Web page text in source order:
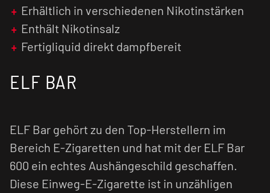
Erhältlich in verschiedenen Nikotinstärken
Enthält Nikotinsalz
Fertigliquid direkt dampfbereit
ELF BAR
ELF Bar gehört zu den Top-Herstellern im
Bereich E-Zigaretten und hat mit der ELF Bar
600 ein echtes Aushängeschild geschaffen.
Diese Einweg-E-Zigarette ist in unzähligen